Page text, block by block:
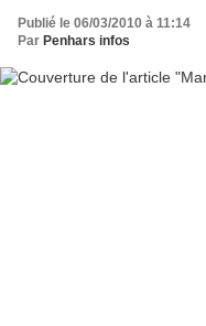
Publié le 06/03/2010 à 11:14
Par Penhars infos